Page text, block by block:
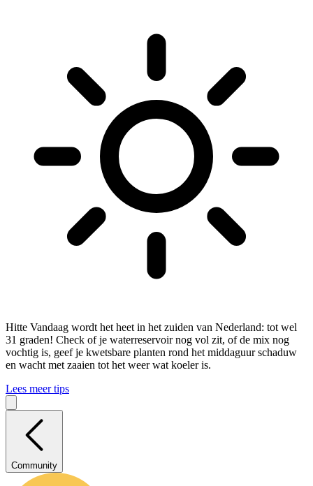
Hitte Vandaag wordt het heet in het zuiden van Nederland: tot wel
31 graden! Check of je waterreservoir nog vol zit, of de mix nog
vochtig is, geef je kwetsbare planten rond het middaguur schaduw
en wacht met zaaien tot het weer wat koeler is.
Lees meer tips
Community